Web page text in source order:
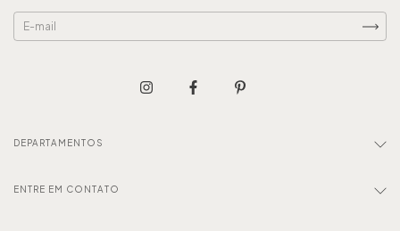
DEPARTAMENTOS
ENTRE EM CONTATO